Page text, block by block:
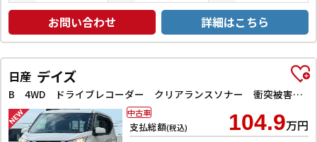
お問い合わせ 詳細はこちら
日産 デイズ
B 4WD ドライブレコーダー クリアランスソナー 衝突被害軽減システム オートライト アイドリングストップ 電動格納ミラー シートヒーター ベンチシート CVT 盗難防止システム ABS ESC CD
支払総額(税込) 104.9万円
中古車